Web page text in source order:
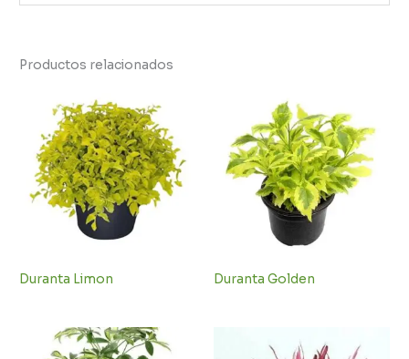
Productos relacionados
Duranta Limon Duranta Golden